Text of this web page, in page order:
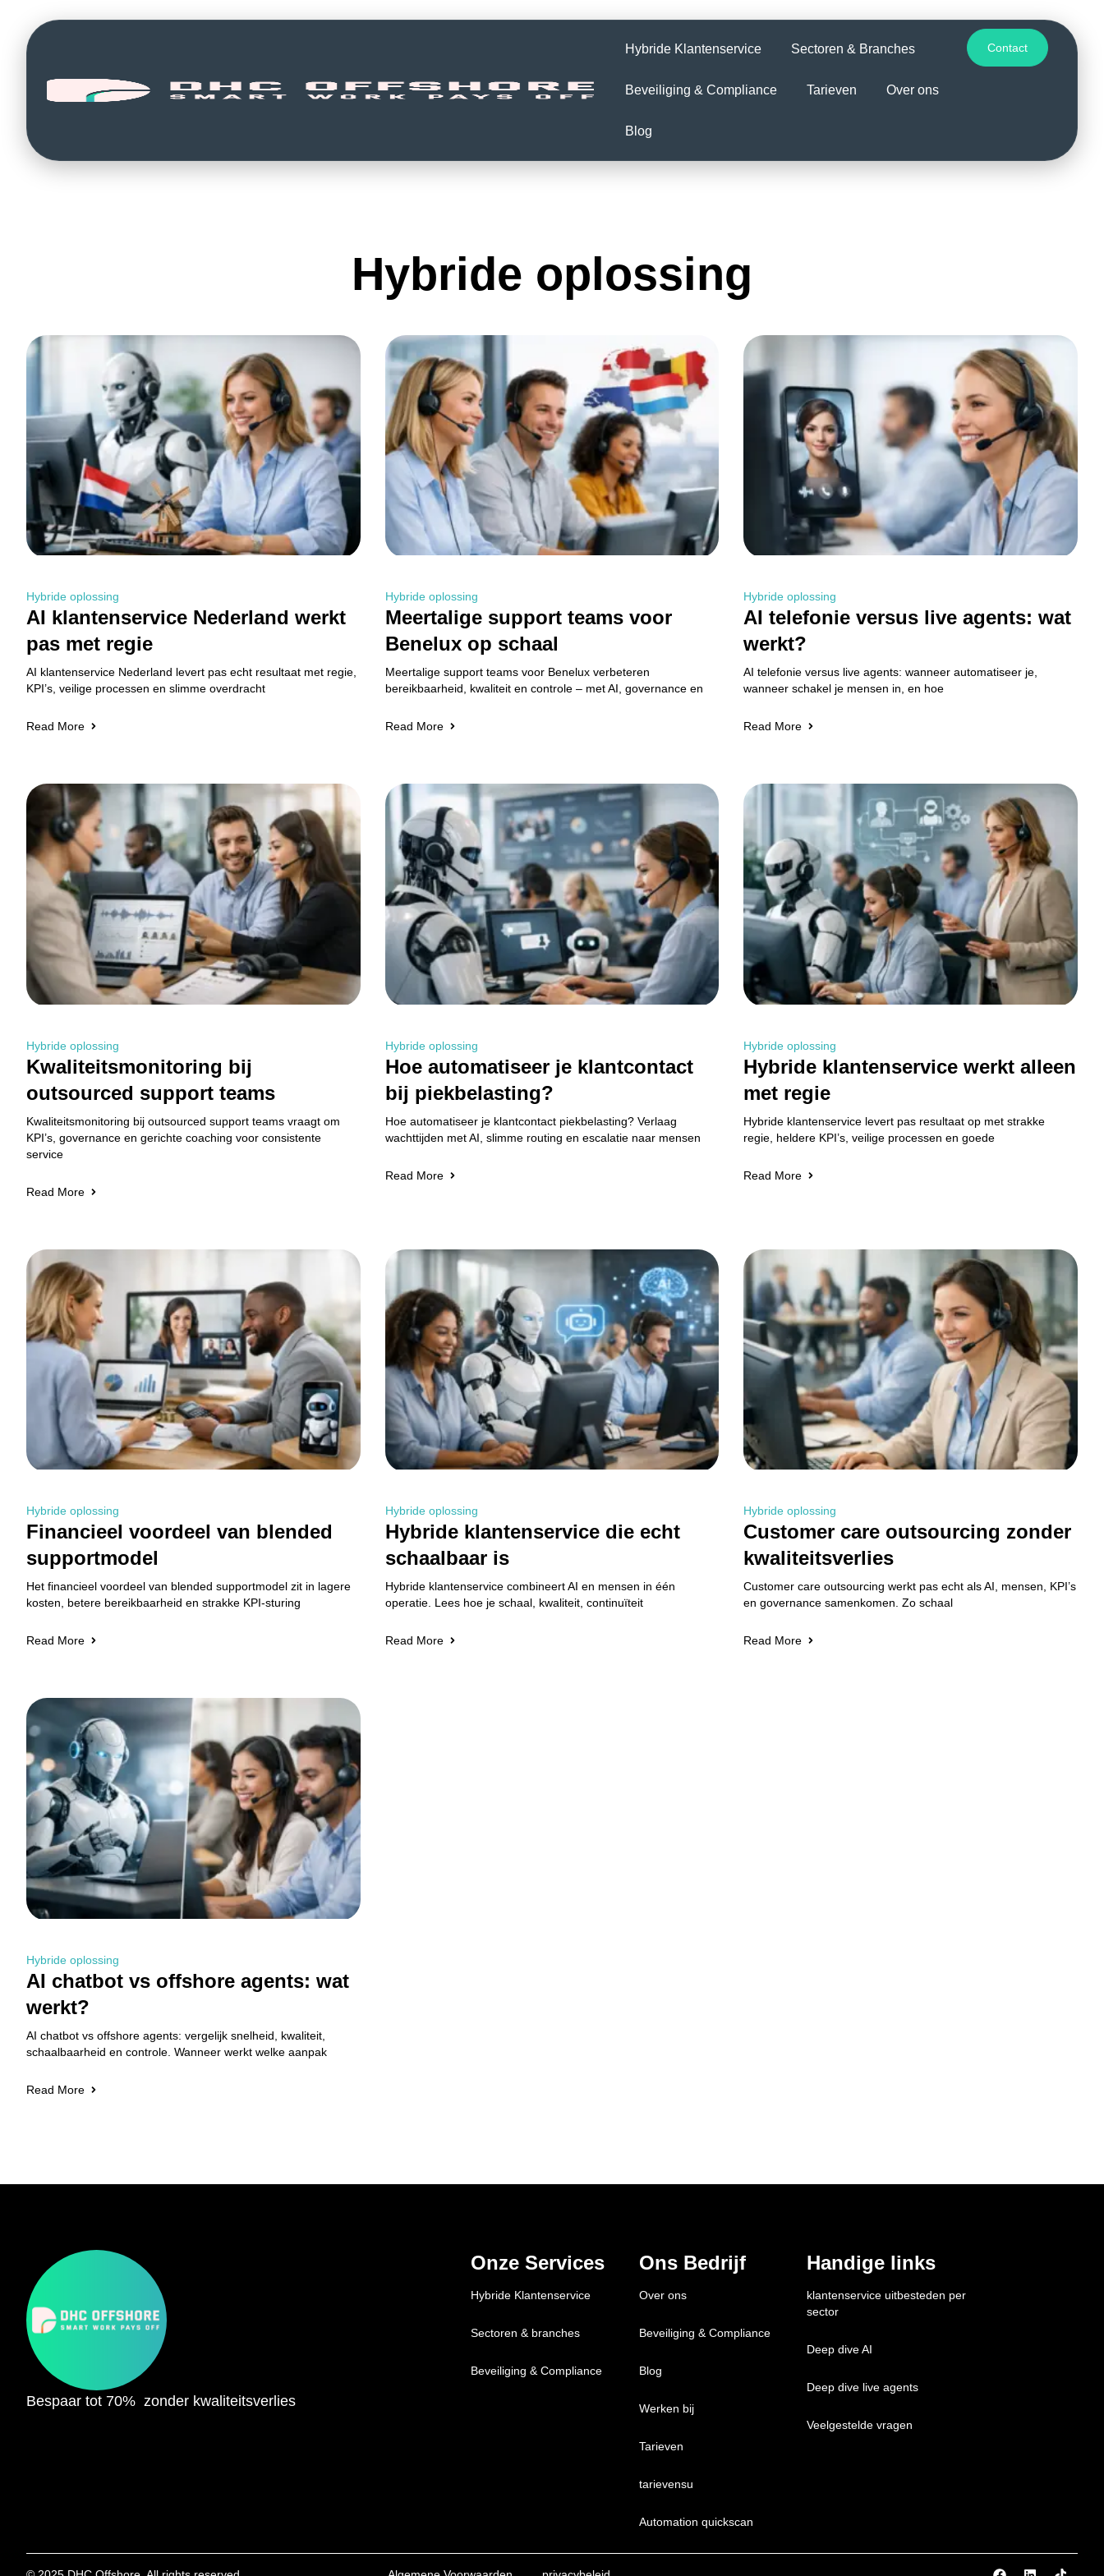
Hybride Klantenservice Sectoren & Branches
Beveiliging & Compliance Tarieven Over ons
Blog
Contact
Hybride oplossing
Hybride oplossing
AI klantenservice Nederland werkt
pas met regie
AI klantenservice Nederland levert pas echt resultaat met regie,
KPI’s, veilige processen en slimme overdracht
Read More
Hybride oplossing
Meertalige support teams voor
Benelux op schaal
Meertalige support teams voor Benelux verbeteren
bereikbaarheid, kwaliteit en controle – met AI, governance en
Read More
Hybride oplossing
AI telefonie versus live agents: wat
werkt?
AI telefonie versus live agents: wanneer automatiseer je,
wanneer schakel je mensen in, en hoe
Read More
Hybride oplossing
Kwaliteitsmonitoring bij
outsourced support teams
Kwaliteitsmonitoring bij outsourced support teams vraagt om
KPI’s, governance en gerichte coaching voor consistente
service
Read More
Hybride oplossing
Hoe automatiseer je klantcontact
bij piekbelasting?
Hoe automatiseer je klantcontact piekbelasting? Verlaag
wachttijden met AI, slimme routing en escalatie naar mensen
Read More
Hybride oplossing
Hybride klantenservice werkt alleen
met regie
Hybride klantenservice levert pas resultaat op met strakke
regie, heldere KPI’s, veilige processen en goede
Read More
Hybride oplossing
Financieel voordeel van blended
supportmodel
Het financieel voordeel van blended supportmodel zit in lagere
kosten, betere bereikbaarheid en strakke KPI-sturing
Read More
Hybride oplossing
Hybride klantenservice die echt
schaalbaar is
Hybride klantenservice combineert AI en mensen in één
operatie. Lees hoe je schaal, kwaliteit, continuïteit
Read More
Hybride oplossing
Customer care outsourcing zonder
kwaliteitsverlies
Customer care outsourcing werkt pas echt als AI, mensen, KPI’s
en governance samenkomen. Zo schaal
Read More
Hybride oplossing
AI chatbot vs offshore agents: wat
werkt?
AI chatbot vs offshore agents: vergelijk snelheid, kwaliteit,
schaalbaarheid en controle. Wanneer werkt welke aanpak
Read More
Bespaar tot 70% zonder kwaliteitsverlies
Onze Services
Hybride Klantenservice
Sectoren & branches
Beveiliging & Compliance
Ons Bedrijf
Over ons
Beveiliging & Compliance
Blog
Werken bij
Tarieven
tarievensu
Automation quickscan
Handige links
klantenservice uitbesteden per
sector
Deep dive AI
Deep dive live agents
Veelgestelde vragen